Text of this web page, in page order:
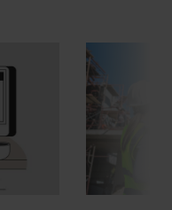
”Djupa,